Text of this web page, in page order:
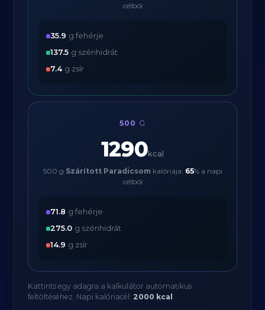
célból
35.9 g fehérje
137.5 g szénhidrát
7.4 g zsír
500 G
1290kcal
500 g Szárított Paradicsom kalóriája: 65% a napi
célból
71.8 g fehérje
275.0 g szénhidrát
14.9 g zsír
Kattints egy adagra a kalkulátor automatikus
feltöltéséhez. Napi kalóriacél: 2000 kcal .